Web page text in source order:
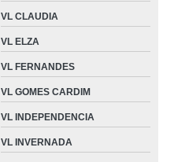
VL CLAUDIA
VL ELZA
VL FERNANDES
VL GOMES CARDIM
VL INDEPENDENCIA
VL INVERNADA